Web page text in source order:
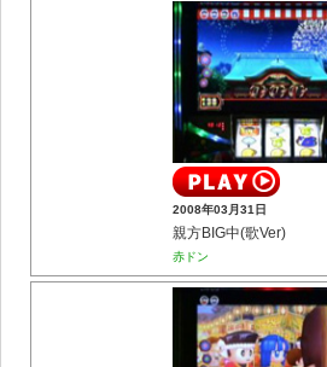
2008年03月31日
親方BIG中(歌Ver)
赤ドン